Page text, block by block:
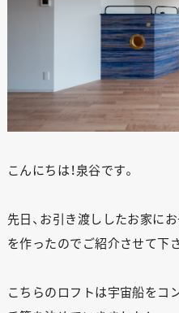
こんにちは！泉谷です。
先日、お引き渡ししたお家に
を作ったのでご紹介させて下
こちらのロフトは宇宙船をコ